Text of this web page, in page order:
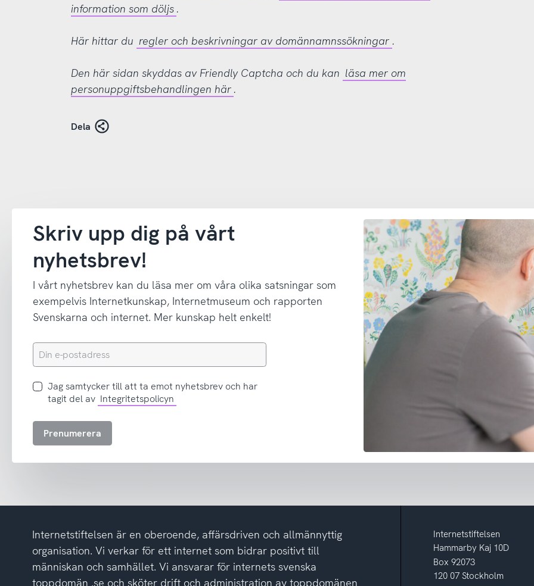
information som döljs .
Här hittar du regler och beskrivningar av domännamnssökningar .
Den här sidan skyddas av Friendly Captcha och du kan läsa mer om
personuppgiftsbehandlingen här .
Dela
Skriv upp dig på vårt
nyhetsbrev!
I vårt nyhetsbrev kan du läsa mer om våra olika satsningar som
exempelvis Internetkunskap, Internetmuseum och rapporten
Svenskarna och internet. Mer kunskap helt enkelt!
Din
e-
Jag
samtycker
att
nyhetsbrev
tagit
av
integritetspolicyn
Jag samtycker till att ta emot nyhetsbrev och har
tagit del av Integritetspolicyn
Prenumerera
Internetstiftelsen är en oberoende, affärsdriven och allmännyttig
organisation. Vi verkar för ett internet som bidrar positivt till
människan och samhället. Vi ansvarar för internets svenska
toppdomän .se och sköter drift och administration av toppdomänen
Internetstiftelsen
Hammarby Kaj 10D
Box 92073
120 07 Stockholm